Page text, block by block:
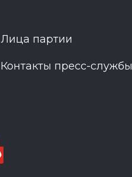
Лица партии
Контакты пресс-службы